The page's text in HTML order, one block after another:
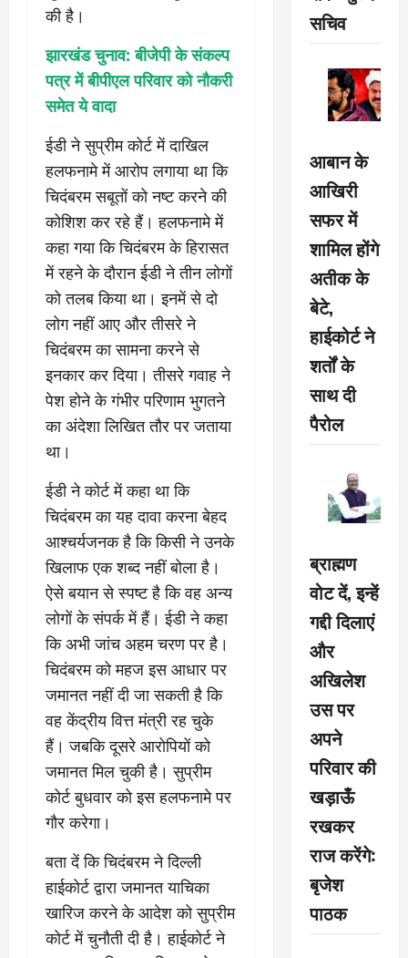
की है।
झारखंड चुनाव: बीजेपी के संकल्प
पत्र में बीपीएल परिवार को नौकरी
समेत ये वादा
ईडी ने सुप्रीम कोर्ट में दाखिल
हलफनामे में आरोप लगाया था कि
चिदंबरम सबूतों को नष्ट करने की
कोशिश कर रहे हैं। हलफनामे में
कहा गया कि चिदंबरम के हिरासत
में रहने के दौरान ईडी ने तीन लोगों
को तलब किया था। इनमें से दो
लोग नहीं आए और तीसरे ने
चिदंबरम का सामना करने से
इनकार कर दिया। तीसरे गवाह ने
पेश होने के गंभीर परिणाम भुगतने
का अंदेशा लिखित तौर पर जताया
था।
ईडी ने कोर्ट में कहा था कि
चिदंबरम का यह दावा करना बेहद
आश्चर्यजनक है कि किसी ने उनके
खिलाफ एक शब्द नहीं बोला है।
ऐसे बयान से स्पष्ट है कि वह अन्य
लोगों के संपर्क में हैं। ईडी ने कहा
कि अभी जांच अहम चरण पर है।
चिदंबरम को महज इस आधार पर
जमानत नहीं दी जा सकती है कि
वह केंद्रीय वित्त मंत्री रह चुके
हैं। जबकि दूसरे आरोपियों को
जमानत मिल चुकी है। सुप्रीम
कोर्ट बुधवार को इस हलफनामे पर
गौर करेगा।
बता दें कि चिदंबरम ने दिल्ली
हाईकोर्ट द्वारा जमानत याचिका
खारिज करने के आदेश को सुप्रीम
कोर्ट में चुनौती दी है। हाईकोर्ट ने
सचिव
आबान के
आखिरी
सफर में
शामिल होंगे
अतीक के
बेटे,
हाईकोर्ट ने
शर्तों के
साथ दी
पैरोल
ब्राह्मण
वोट दें, इन्हें
गद्दी दिलाएं
और
अखिलेश
उस पर
अपने
परिवार की
खड़ाऊँ
रखकर
राज करेंगे:
बृजेश
पाठक